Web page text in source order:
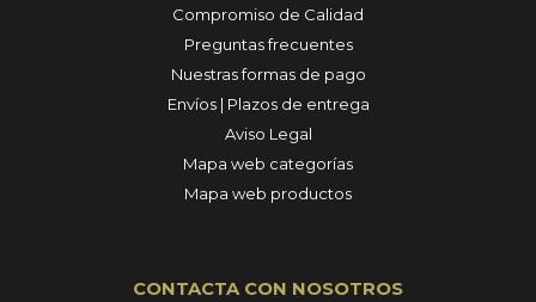
Compromiso de Calidad
Preguntas frecuentes
Nuestras formas de pago
Envíos | Plazos de entrega
Aviso Legal
Mapa web categorías
Mapa web productos
CONTACTA CON NOSOTROS